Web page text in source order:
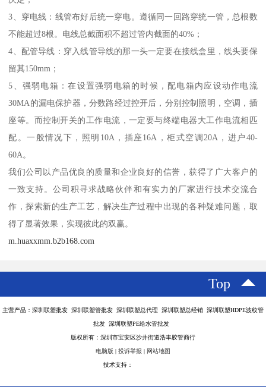
3、穿电线：线管布好后统一穿电。遵循同一回路穿统一管，总根数
不能超过8根。电线总截面积不超过管内截面的40%；
4、配管导线：穿入线管导线的那一头一定要在接线盒里，线头要保
留其150mm；
5、强弱电箱：在设置强弱电箱的时候，配电箱内应设动作电流
30MA的漏电保护器，分数路经过控开后，分别控制照明，空调，插
座等。而控制开关的工作电流，一定要与终端电器大工作电流相匹
配。一般情况下，照明10A，插座16A，柜式空调20A，进户40-
60A。
我们公司以产品优良的质量和企业良好的信誉，获得了广大客户的
一致支持。公司积寻求战略伙伴和有实力的厂家进行技术交流合
作，探索新的生产工艺，解决生产过程中出现的各种疑难问题，取
得了显著效果，实现彼此的双赢。
m.huaxxmm.b2b168.com
Top
主营产品：深圳联塑批发 深圳联塑管批发 深圳联塑总代理 深圳联塑总经销 深圳联塑HDPE波纹管
批发 深圳联塑PE给水管批发
版权所有：深圳市宝安区沙井街道浩丰胶管商行
电脑版 | 投诉举报 | 网站地图
技术支持：